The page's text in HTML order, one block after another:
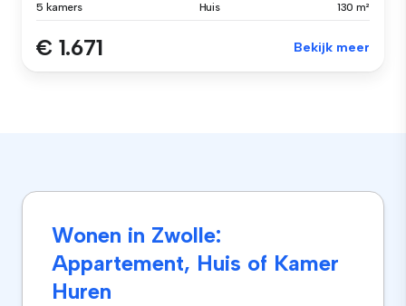
5 kamers Huis 130 m²
€ 1.671 Bekijk meer
Wonen in Zwolle:
Appartement, Huis of Kamer
Huren